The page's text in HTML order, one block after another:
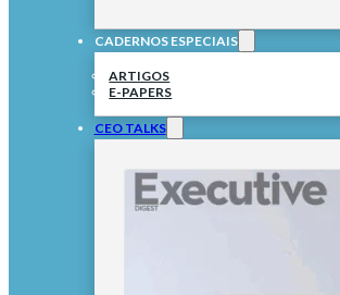
CADERNOS ESPECIAIS
ARTIGOS
E-PAPERS
CEO TALKS